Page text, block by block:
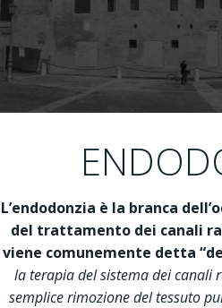
L’endodonzia è la branca
del trattamento dei canali
viene comunemente detta
la terapia del sistema dei canali
semplice rimozione del tessuto